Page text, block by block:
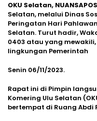
OKU Selatan,
Selatan, melalui Dinas
Peringatan Hari
Selatan. Turut hadir,
0403 atau yang mewakili,
lingkungan Pemerintah
Senin 06/11/2023.
Rapat ini di Pimpin
Komering Ulu Selatan
bertempat di Ruang Abdi